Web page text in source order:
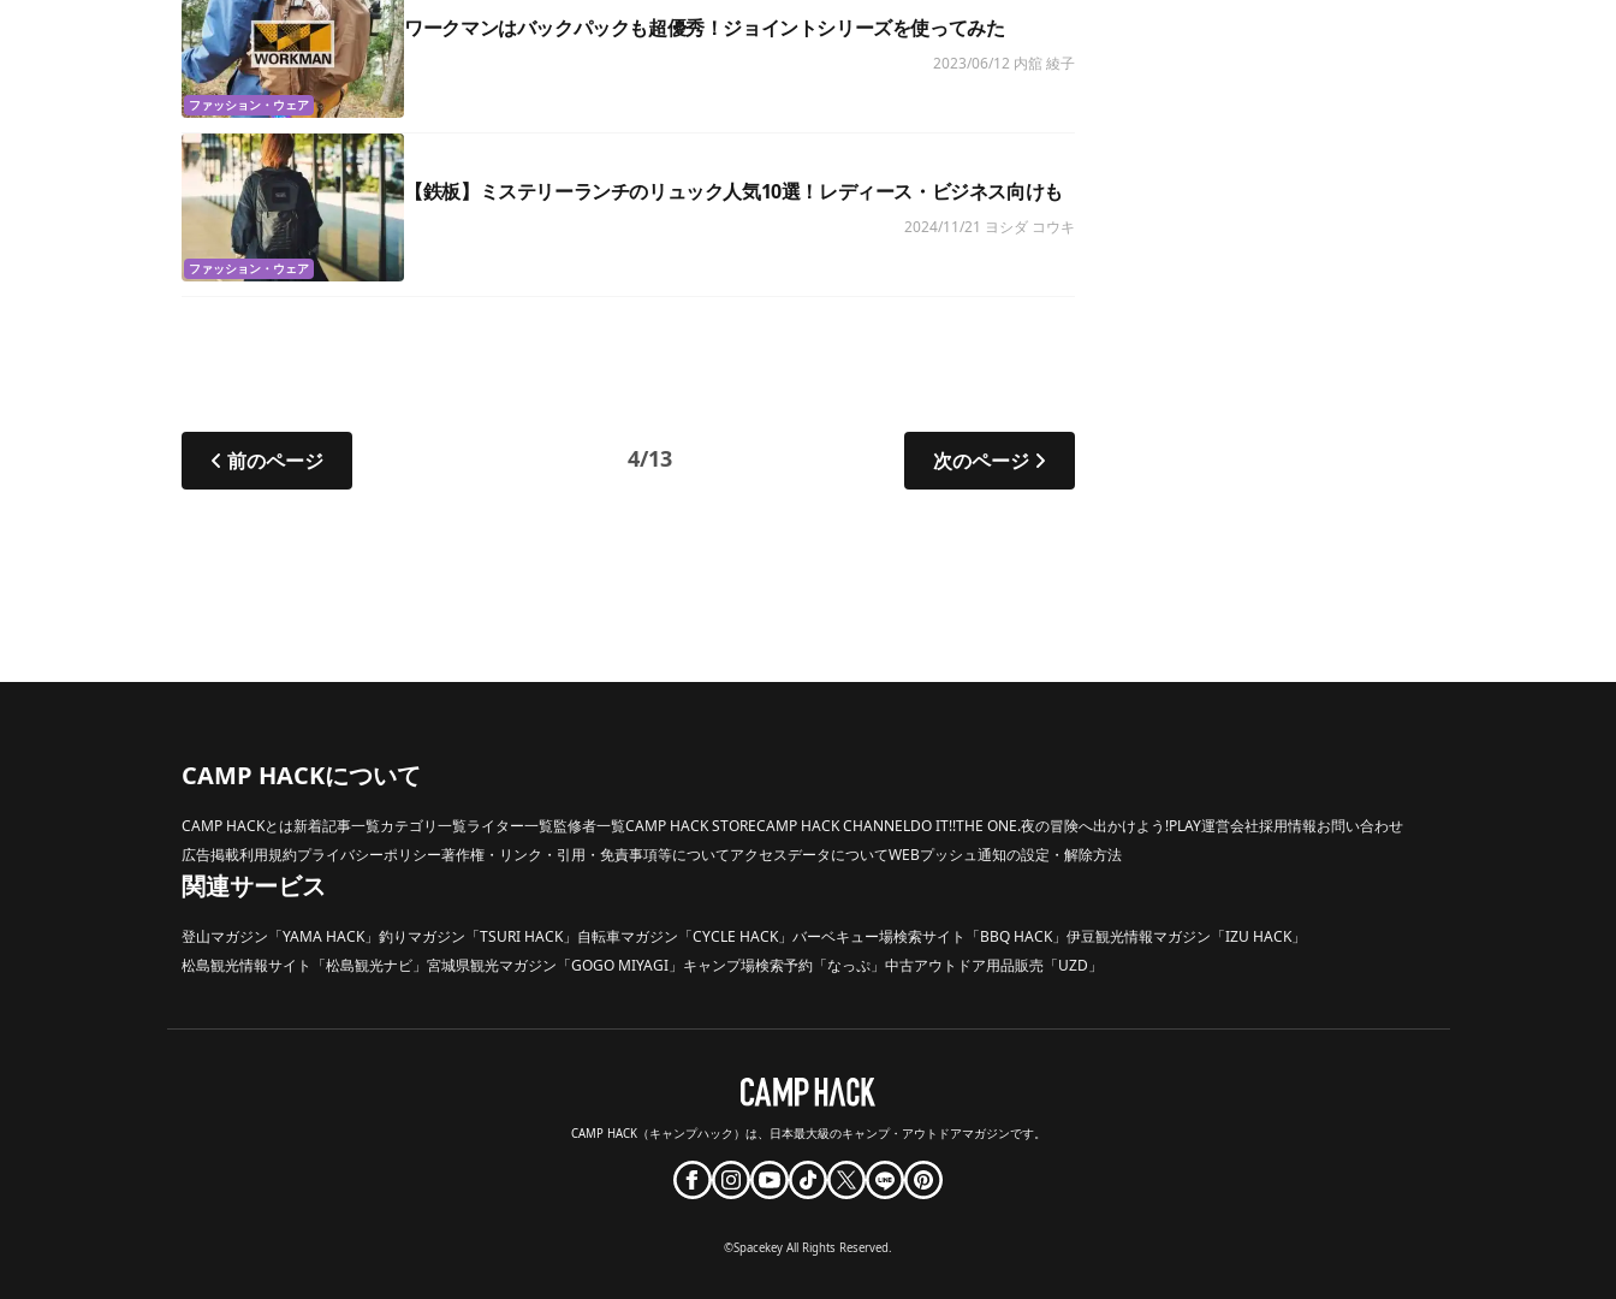
ファッション・ウェア
ワークマンはバックパックも超優秀！ジョイントシリーズを使ってみた
2023/06/12 内舘 綾子
ファッション・ウェア
【鉄板】ミステリーランチのリュック人気10選！レディース・ビジネス向けも
2024/11/21 ヨシダ コウキ
4/13
前のページ 次のページ
CAMP HACKについて
CAMP HACKとは新着記事一覧カテゴリ一覧ライター一覧監修者一覧CAMP HACK STORECAMP HACK CHANNELDO IT!!THE ONE.夜の冒険へ出かけよう!PLAY運営会社採用情報お問い合わせ
広告掲載利用規約プライバシーポリシー著作権・リンク・引用・免責事項等についてアクセスデータについてWEBプッシュ通知の設定・解除方法
関連サービス
登山マガジン「YAMA HACK」 釣りマガジン「TSURI HACK」 自転車マガジン「CYCLE HACK」 バーベキュー場検索サイト「BBQ HACK」 伊豆観光情報マガジン「IZU HACK」
松島観光情報サイト「松島観光ナビ」 宮城県観光マガジン「GOGO MIYAGI」 キャンプ場検索予約「なっぷ」 中古アウトドア用品販売「UZD」
CAMP HACK（キャンプハック）は、 日本最大級のキャンプ・アウトドアマガジンです。
©Spacekey All Rights Reserved.